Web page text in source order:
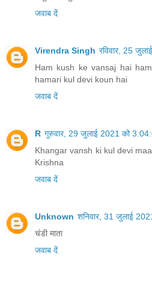
जवाब दें
Virendra Singh रविवार, 25
Ham kush ke vansaj hai
hamari kul devi koun hai
जवाब दें
R गुरुवार, 29 जुलाई 2021 को
Khangar vansh ki kul devi
Krishna
जवाब दें
Unknown शनिवार, 31 जुलाई
चंडी माता
जवाब दें